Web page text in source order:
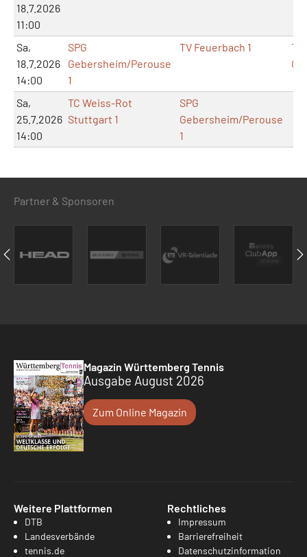
18.7.2026
11:00
Sa,
18.7.2026
14:00
SPG
Gebersheim/Perouse
1
TV Feuerbach 1
TA
Sa,
25.7.2026
14:00
TC Weiss-Rot
Stuttgart 1
SPG
Gebersheim/Perouse
1
Partner & Sponsoren
Magazin Württemberg Tennis
Ausgabe August 2026
Zum Online Magazin
Weitere Plattformen
DTB
Landesverbände
tennis.de
Rechtliches
Impressum
Barrierefreiheit
Datenschutzinformation